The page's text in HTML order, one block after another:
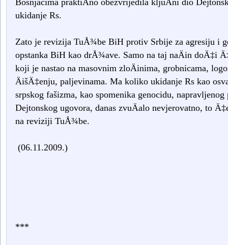
Bošnjacima praktiÄno obezvrijedila kljuÄni dio
ukidanje Rs.
Zato je revizija TuÅ¾be BiH protiv Srbije za agresiju i
opstanka BiH kao drÅ¾ave. Samo na taj naÄin doÄ‡i
koji je nastao na masovnim zloÄinima, grobnicama,
ÄišÄ‡enju, paljevinama. Ma koliko ukidanje Rs kao
srpskog fašizma, kao spomenika genocidu,
Dejtonskog ugovora, danas zvuÄalo nevjerovatno, to
na reviziji TuÅ¾be.
(06.11.2009.)
***